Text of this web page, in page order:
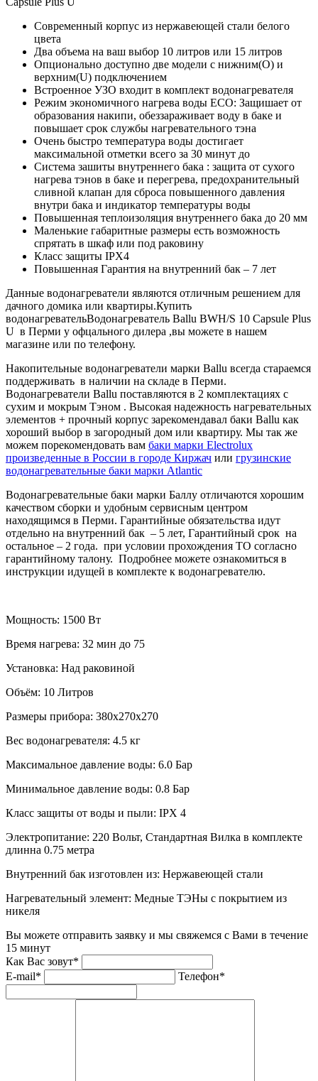
Современный корпус из нержавеющей стали белого
цвета
Два объема на ваш выбор 10 литров или 15 литров
Опционально доступно две модели с нижним(О) и
верхним(U) подключением
Встроенное УЗО входит в комплект водонагревателя
Режим экономичного нагрева воды ECO: Защишает от
образования накипи, обеззараживает воду в баке и
повышает срок службы нагревательного тэна
Очень быстро температура воды достигает
максимальной отметки всего за 30 минут до
Система зашиты внутреннего бака : защита от сухого
нагрева тэнов в баке и перегрева, предохранительный
сливной клапан для сброса повышенного давления
внутри бака и индикатор температуры воды
Повышенная теплоизоляция внутреннего бака до 20 мм
Маленькие габаритные размеры есть возможность
спрятать в шкаф или под раковину
Класс защиты IPX4
Повышенная Гарантия на внутренний бак – 7 лет
Данные водонагреватели являются отличным решением для
дачного домика или квартиры.Купить
водонагревательВодонагреватель Ballu BWH/S 10 Capsule Plus
U в Перми у офцального дилера ,вы можете в нашем
магазине или по телефону.
Накопительные водонагреватели марки Ballu всегда стараемся
поддерживать в наличии на складе в Перми.
Водонагреватели Ballu поставляются в 2 комплектациях с
сухим и мокрым Тэном . Высокая надежность нагревательных
элементов + прочный корпус зарекомендавал баки Ballu как
хороший выбор в загородный дом или квартиру. Мы так же
можем порекомендовать вам баки марки Electrolux
произведенные в России в городе Киржач или грузинские
водонагревательные баки марки Atlantic
Водонагревательные баки марки Баллу отличаются хорошим
качеством сборки и удобным сервисным центром
находящимся в Перми. Гарантийные обязательства идут
отдельно на внутренний бак – 5 лет, Гарантийный срок на
остальное – 2 года. при условии прохождения ТО согласно
гарантийному талону. Подробнее можете ознакомиться в
инструкции идущей в комплекте к водонагревателю.
Мощность: 1500 Вт
Время нагрева: 32 мин до 75
Установка: Над раковиной
Объём: 10 Литров
Размеры прибора: 380х270х270
Вес водонагревателя: 4.5 кг
Максимальное давление воды: 6.0 Бар
Минимальное давление воды: 0.8 Бар
Класс защиты от воды и пыли: IPX 4
Электропитание: 220 Вольт, Стандартная Вилка в комплекте
длинна 0.75 метра
Внутренний бак изготовлен из: Нержавеющей стали
Нагревательный элемент: Медные ТЭНы с покрытием из
никеля
Вы можете отправить заявку и мы свяжемся с Вами в течение
15 минут
Как Вас зовут*
E-mail*
Телефон*